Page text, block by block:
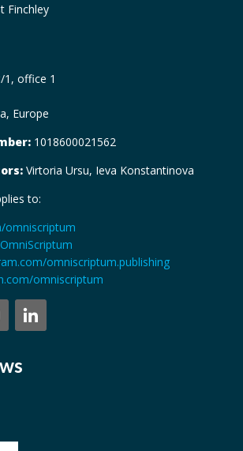
Finchley
1, office 1
Europe
1018600021562
Virtoria Ursu, Ieva Konstantinova
to:
omniscriptum
omniscriptum.publishing
omniscriptum